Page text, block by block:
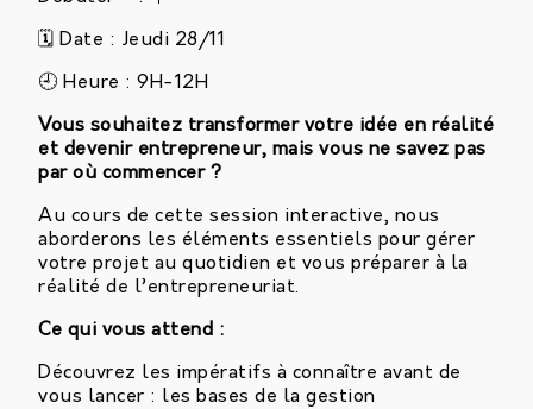
🗓 Date : Jeudi 28/11
🕘 Heure : 9H-12H
Vous souhaitez transformer votre idée en réalité
et devenir entrepreneur, mais vous ne savez pas
par où commencer ?
Au cours de cette session interactive, nous
aborderons les éléments essentiels pour gérer
votre projet au quotidien et vous préparer à la
réalité de l’entrepreneuriat.
Ce qui vous attend :
Découvrez les impératifs à connaître avant de
vous lancer : les bases de la gestion